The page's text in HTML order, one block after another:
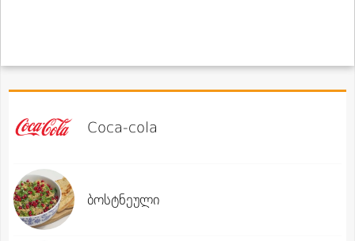
Coca-cola
ბოსტნეული